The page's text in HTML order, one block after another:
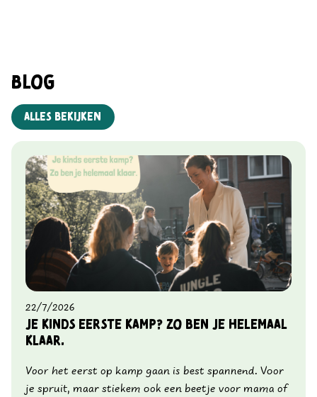
Blog
Alles bekijken
22/7/2026
Je kinds eerste kamp? Zo ben je helemaal
klaar.
Voor het eerst op kamp gaan is best spannend. Voor
je spruit, maar stiekem ook een beetje voor mama of